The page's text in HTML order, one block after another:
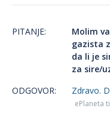
PITANJE:
Molim
gazista
da li je
za sire/
ODGOVOR: Zdravo.
ePlaneta